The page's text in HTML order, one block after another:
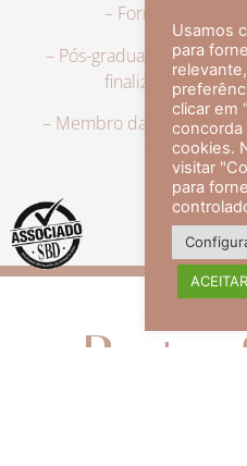
– Formação em
– Pós-graduação em
finalizado a
– Membro da Sociedade
com título
veja
Redes
Usamos
para
clicar em
concorda
cookies.
visitar
para